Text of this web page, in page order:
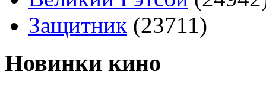
Защитник (23711)
Новинки кино